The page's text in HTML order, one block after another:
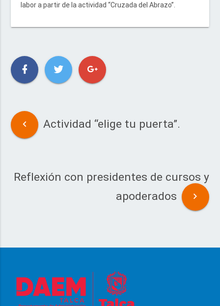
labor a partir de la actividad “Cruzada del Abrazo”.
Actividad “elige tu puerta”.
Reflexión con presidentes de cursos y
apoderados